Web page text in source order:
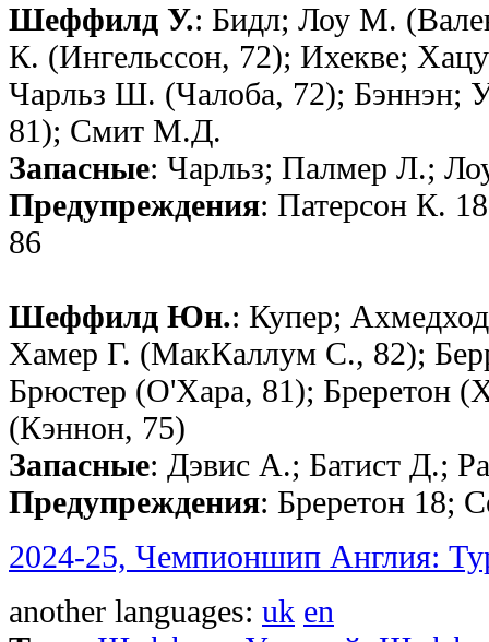
Шеффилд У.: Бидл; Лоу М.
К. (Ингельссон, 72); Ихекве;
Чарльз Ш. (Чалоба, 72); Бэннэн;
81); Смит М.Д.
Запасные: Чарльз; Палмер Л.;
Предупреждения: Патерсон К.
86
Шеффилд Юн.: Купер;
Хамер Г. (МакКаллум С., 82);
Брюстер (О'Хара, 81); Бреретон
(Кэннон, 75)
Запасные: Дэвис А.; Батист Д.;
Предупреждения: Бреретон 18;
2024-25, Чемпионшип Англия:
another languages: uk en